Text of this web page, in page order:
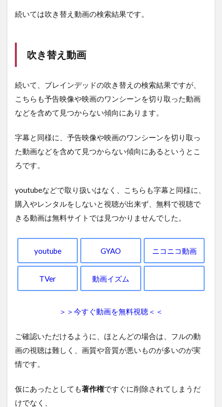
続いては吹き替え動画の検索結果です。
吹き替え動画
続いて、ブレインデッドの吹き替えの検索結果ですが、
こちらも予告映像や映画のワンシーンを切り取った動画
などを含めて見つからない傾向にあります。
字幕と同様に、予告映像や映画のワンシーンを切り取っ
た動画などを含めて見つからない傾向にあるというとこ
ろです。
youtubeなどで取り扱いはなく、こちらも字幕と同様に、
購入やレンタルをしないと視聴が出来ず、無料で視聴で
きる動画は無料サイトでは見つかりませんでした。
youtube GYAO ニコニコ動画
TVer 動画イズム
＞＞今すぐ動画を無料視聴＜＜
ご確認いただけるように、ほとんどの場合は、フルの動
画の視聴は難しく、画質や音質が悪いものが多いのが実
情です。
仮にあったとしても著作権ですぐに削除されてしまうだ
けでなく、